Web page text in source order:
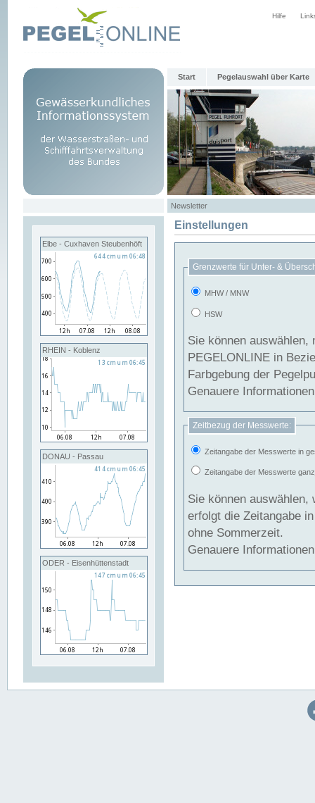
Hilfe
Start Pegelauswahl über Karte
Newsletter
Elbe - Cuxhaven Steubenhöft
RHEIN - Koblenz
DONAU - Passau
ODER - Eisenhüttenstadt
Einstellungen
Grenzwerte für Unter- &
MHW / MNW
HSW
Sie können
PEGELONLINE in Beziehung
Farbgebung der
Genauere
Zeitbezug der Messwerte:
Zeitangabe der Messwerte in
Zeitangabe der Messwerte
Sie können auswählen,
erfolgt die Zeitangabe
ohne Sommerzeit.
Genauere